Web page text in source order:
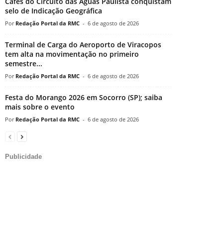
selo de Indicação Geográfica
Redação Portal da RMC - 6 de agosto de 2026
Terminal de Carga do Aeroporto de Viracopos
tem alta na movimentação no primeiro
semestre...
Redação Portal da RMC - 6 de agosto de 2026
Festa do Morango 2026 em Socorro (SP); saiba
mais sobre o evento
Redação Portal da RMC - 6 de agosto de 2026
Publicidade